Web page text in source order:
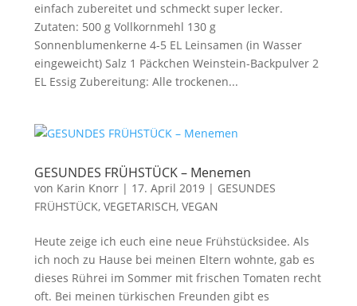
einfach zubereitet und schmeckt super lecker.
Zutaten: 500 g Vollkornmehl 130 g
Sonnenblumenkerne 4-5 EL Leinsamen (in Wasser
eingeweicht) Salz 1 Päckchen Weinstein-Backpulver 2
EL Essig Zubereitung: Alle trockenen...
GESUNDES FRÜHSTÜCK – Menemen
von Karin Knorr| 17. April 2019| GESUNDES
FRÜHSTÜCK, VEGETARISCH, VEGAN
Heute zeige ich euch eine neue Frühstücksidee. Als
ich noch zu Hause bei meinen Eltern wohnte, gab es
dieses Rührei im Sommer mit frischen Tomaten recht
oft. Bei meinen türkischen Freunden gibt es